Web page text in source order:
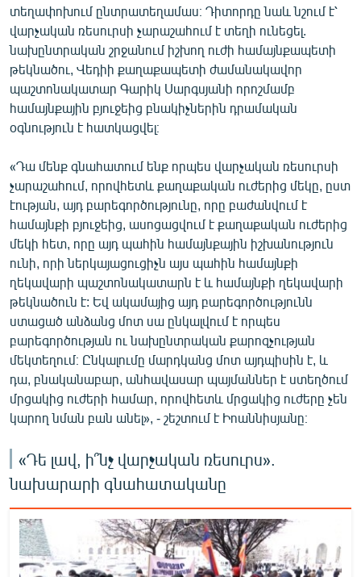
տեղափոխում ընտրատեղամաս։ Դիտորդը նաև նշում է՝
վարչական ռեսուրսի չարաշահում է տեղի ունեցել.
նախընտրական շրջանում իշխող ուժի համայնքապետի
թեկնածու, Վեդիի քաղաքապետի ժամանակավոր
պաշտոնակատար Գարիկ Սարգսյանի որոշմամբ
համայնքային բյուջեից բնակիչներին դրամական
օգնություն է հատկացվել։
«Դա մենք գնահատում ենք որպես վարչական ռեսուրսի
չարաշահում, որովհետև քաղաքական ուժերից մեկը, ըստ
էության, այդ բարեգործությունը, որը բաժանվում է
համայնքի բյուջեից, ասոցացվում է քաղաքական ուժերից
մեկի հետ, որը այդ պահին համայնքային իշխանություն
ունի, որի ներկայացուցիչն այս պահին համայնքի
ղեկավարի պաշտոնակատարն է և համայնքի ղեկավարի
թեկնածուն է: Եվ ակամայից այդ բարեգործությունն
ստացած անձանց մոտ սա ընկալվում է որպես
բարեգործության ու նախընտրական քարոզչության
մեկտեղում։ Ընկալումը մարդկանց մոտ այդպիսին է, և
դա, բնականաբար, անհավասար պայմաններ է ստեղծում
մրցակից ուժերի համար, որովհետև մրցակից ուժերը չեն
կարող նման բան անել», - շեշտում է Իոաննիսյանը։
«Դե լավ, ի՞նչ վարչական ռեսուրս».
նախարարի գնահատականը